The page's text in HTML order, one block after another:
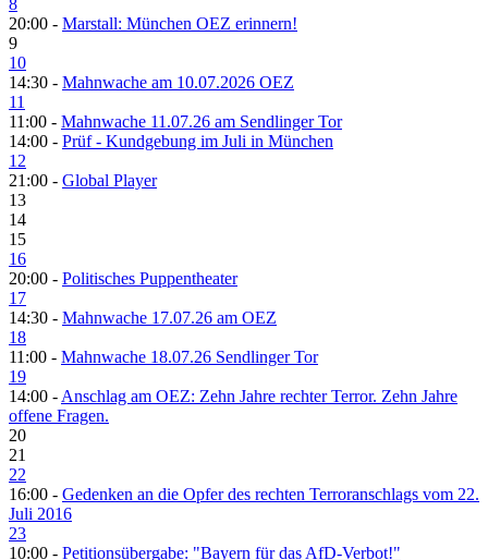
8
20:00 - Marstall: München OEZ erinnern!
9
10
14:30 - Mahnwache am 10.07.2026 OEZ
11
11:00 - Mahnwache 11.07.26 am Sendlinger Tor
14:00 - Prüf - Kundgebung im Juli in München
12
21:00 - Global Player
13
14
15
16
20:00 - Politisches Puppentheater
17
14:30 - Mahnwache 17.07.26 am OEZ
18
11:00 - Mahnwache 18.07.26 Sendlinger Tor
19
14:00 -Anschlag am OEZ: Zehn Jahre rechter Terror. Zehn Jahre
offene Fragen.
20
21
22
16:00 - Gedenken an die Opfer des rechten Terroranschlags vom 22.
Juli 2016
23
10:00 - Petitionsübergabe: "Bayern für das AfD-Verbot!"